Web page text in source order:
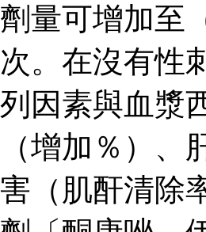
劑量可增加至
次。在沒有性
列因素與血漿
（增加％）
害（肌酐清除